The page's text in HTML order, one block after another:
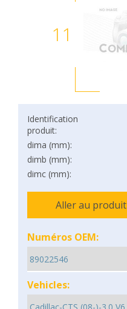
11
Identification
produit:
dima (mm):
dimb (mm):
dimc (mm):
Aller au produit
Numéros OEM:
Vehicles: